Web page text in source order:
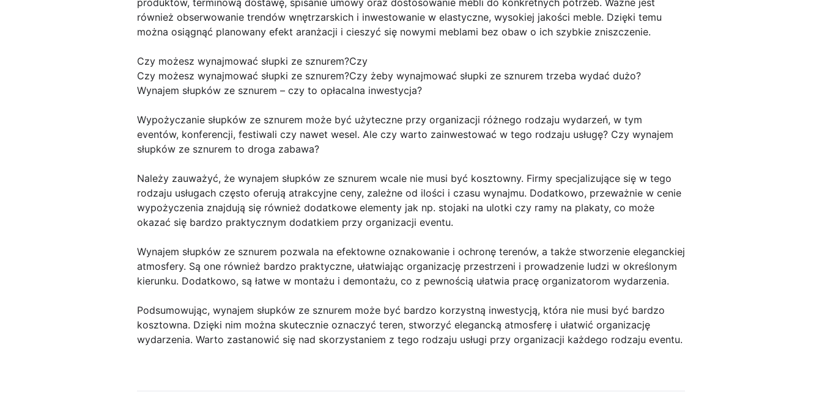
produktów, terminową dostawę, spisanie umowy oraz dostosowanie mebli do konkretnych potrzeb. Ważne jest
również obserwowanie trendów wnętrzarskich i inwestowanie w elastyczne, wysokiej jakości meble. Dzięki temu
można osiągnąć planowany efekt aranżacji i cieszyć się nowymi meblami bez obaw o ich szybkie zniszczenie.
Czy możesz wynajmować słupki ze sznurem?Czy
Czy możesz wynajmować słupki ze sznurem?Czy żeby wynajmować słupki ze sznurem trzeba wydać dużo?
Wynajem słupków ze sznurem – czy to opłacalna inwestycja?
Wypożyczanie słupków ze sznurem może być użyteczne przy organizacji różnego rodzaju wydarzeń, w tym
eventów, konferencji, festiwali czy nawet wesel. Ale czy warto zainwestować w tego rodzaju usługę? Czy wynajem
słupków ze sznurem to droga zabawa?
Należy zauważyć, że wynajem słupków ze sznurem wcale nie musi być kosztowny. Firmy specjalizujące się w tego
rodzaju usługach często oferują atrakcyjne ceny, zależne od ilości i czasu wynajmu. Dodatkowo, przeważnie w cenie
wypożyczenia znajdują się również dodatkowe elementy jak np. stojaki na ulotki czy ramy na plakaty, co może
okazać się bardzo praktycznym dodatkiem przy organizacji eventu.
Wynajem słupków ze sznurem pozwala na efektowne oznakowanie i ochronę terenów, a także stworzenie eleganckiej
atmosfery. Są one również bardzo praktyczne, ułatwiając organizację przestrzeni i prowadzenie ludzi w określonym
kierunku. Dodatkowo, są łatwe w montażu i demontażu, co z pewnością ułatwia pracę organizatorom wydarzenia.
Podsumowując, wynajem słupków ze sznurem może być bardzo korzystną inwestycją, która nie musi być bardzo
kosztowna. Dzięki nim można skutecznie oznaczyć teren, stworzyć elegancką atmosferę i ułatwić organizację
wydarzenia. Warto zastanowić się nad skorzystaniem z tego rodzaju usługi przy organizacji każdego rodzaju eventu.